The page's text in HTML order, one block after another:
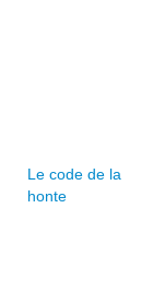
Le code de la
honte